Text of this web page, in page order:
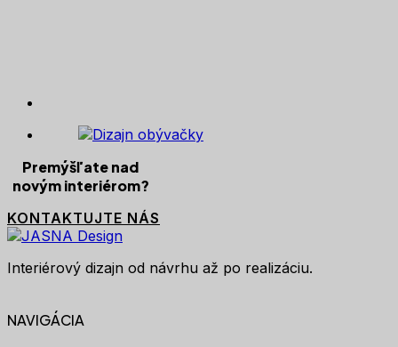
Premýšľate nad
novým interiérom?
KONTAKTUJTE NÁS
Interiérový dizajn od návrhu až po realizáciu.
NAVIGÁCIA